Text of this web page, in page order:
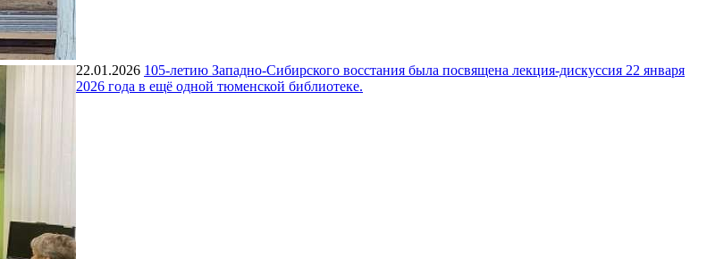
22.01.2026 105-летию Западно-Сибирского восстания была посвящена лекция-дискуссия 22 января
2026 года в ещё одной тюменской библиотеке.